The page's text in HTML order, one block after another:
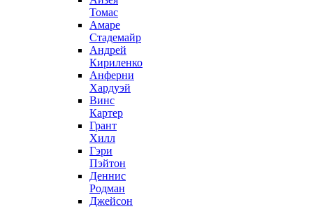
Томас
Амаре
Стадемайр
Андрей
Кириленко
Анферни
Xардуэй
Винс
Картер
Грант
Хилл
Гэри
Пэйтон
Деннис
Родман
Джейсон